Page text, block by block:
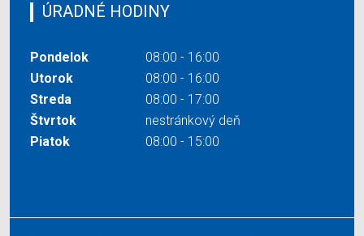
ÚRADNÉ HODINY
Pondelok
08:00 - 16:00
Utorok
08:00 - 16:00
Streda
08:00 - 17:00
Štvrtok
nestránkový deň
Piatok
08:00 - 15:00